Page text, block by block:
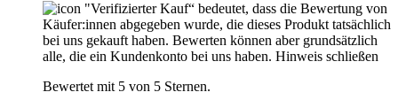
"Verifizierter Kauf“ bedeutet, dass die Bewertung von
Käufer:innen abgegeben wurde, die dieses Produkt tatsächlich
bei uns gekauft haben. Bewerten können aber grundsätzlich
alle, die ein Kundenkonto bei uns haben. Hinweis schließen
Bewertet mit 5 von 5 Sternen.